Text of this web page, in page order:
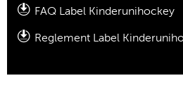
FAQ Label Kinderunihockey
Reglement Label